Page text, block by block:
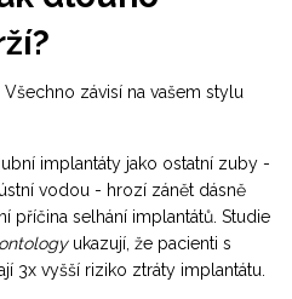
závisí na vašem stylu
implantáty jako ostatní zuby -
vodou - hrozí zánět dásně
příčina selhání implantátů. Studie
ukazují, že pacienti s
3x vyšší riziko ztráty implantátu.